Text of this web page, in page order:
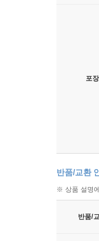
포
반품/교환
※ 상품 설명
반품/